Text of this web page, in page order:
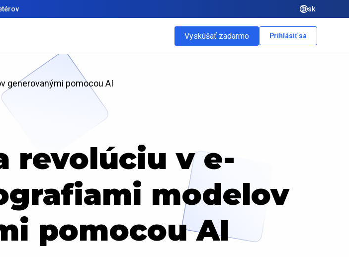
sk
Vyskúšať zadarmo Prihlásiť sa
generovanými pomocou AI
revolúciu v e-
modelov
pomocou AI